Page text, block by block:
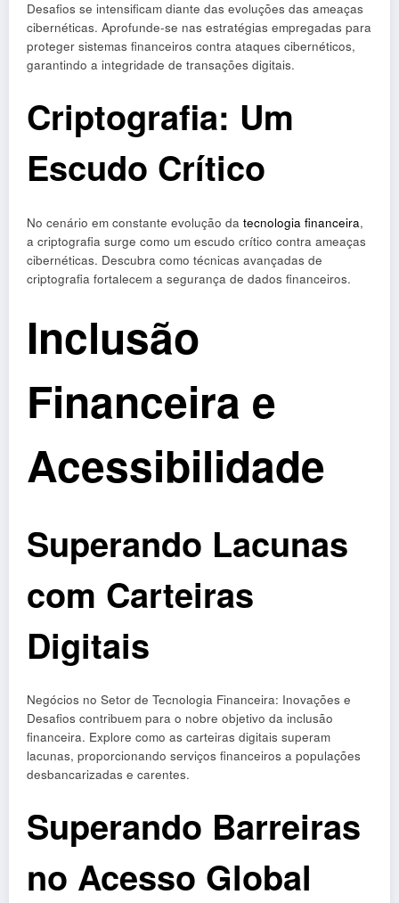
Desafios se intensificam diante das evoluções das ameaças
cibernéticas. Aprofunde-se nas estratégias empregadas para
proteger sistemas financeiros contra ataques cibernéticos,
garantindo a integridade de transações digitais.
Criptografia: Um
Escudo Crítico
No cenário em constante evolução da tecnologia financeira,
a criptografia surge como um escudo crítico contra ameaças
cibernéticas. Descubra como técnicas avançadas de
criptografia fortalecem a segurança de dados financeiros.
Inclusão
Financeira e
Acessibilidade
Superando Lacunas
com Carteiras
Digitais
Negócios no Setor de Tecnologia Financeira: Inovações e
Desafios contribuem para o nobre objetivo da inclusão
financeira. Explore como as carteiras digitais superam
lacunas, proporcionando serviços financeiros a populações
desbancarizadas e carentes.
Superando Barreiras
no Acesso Global